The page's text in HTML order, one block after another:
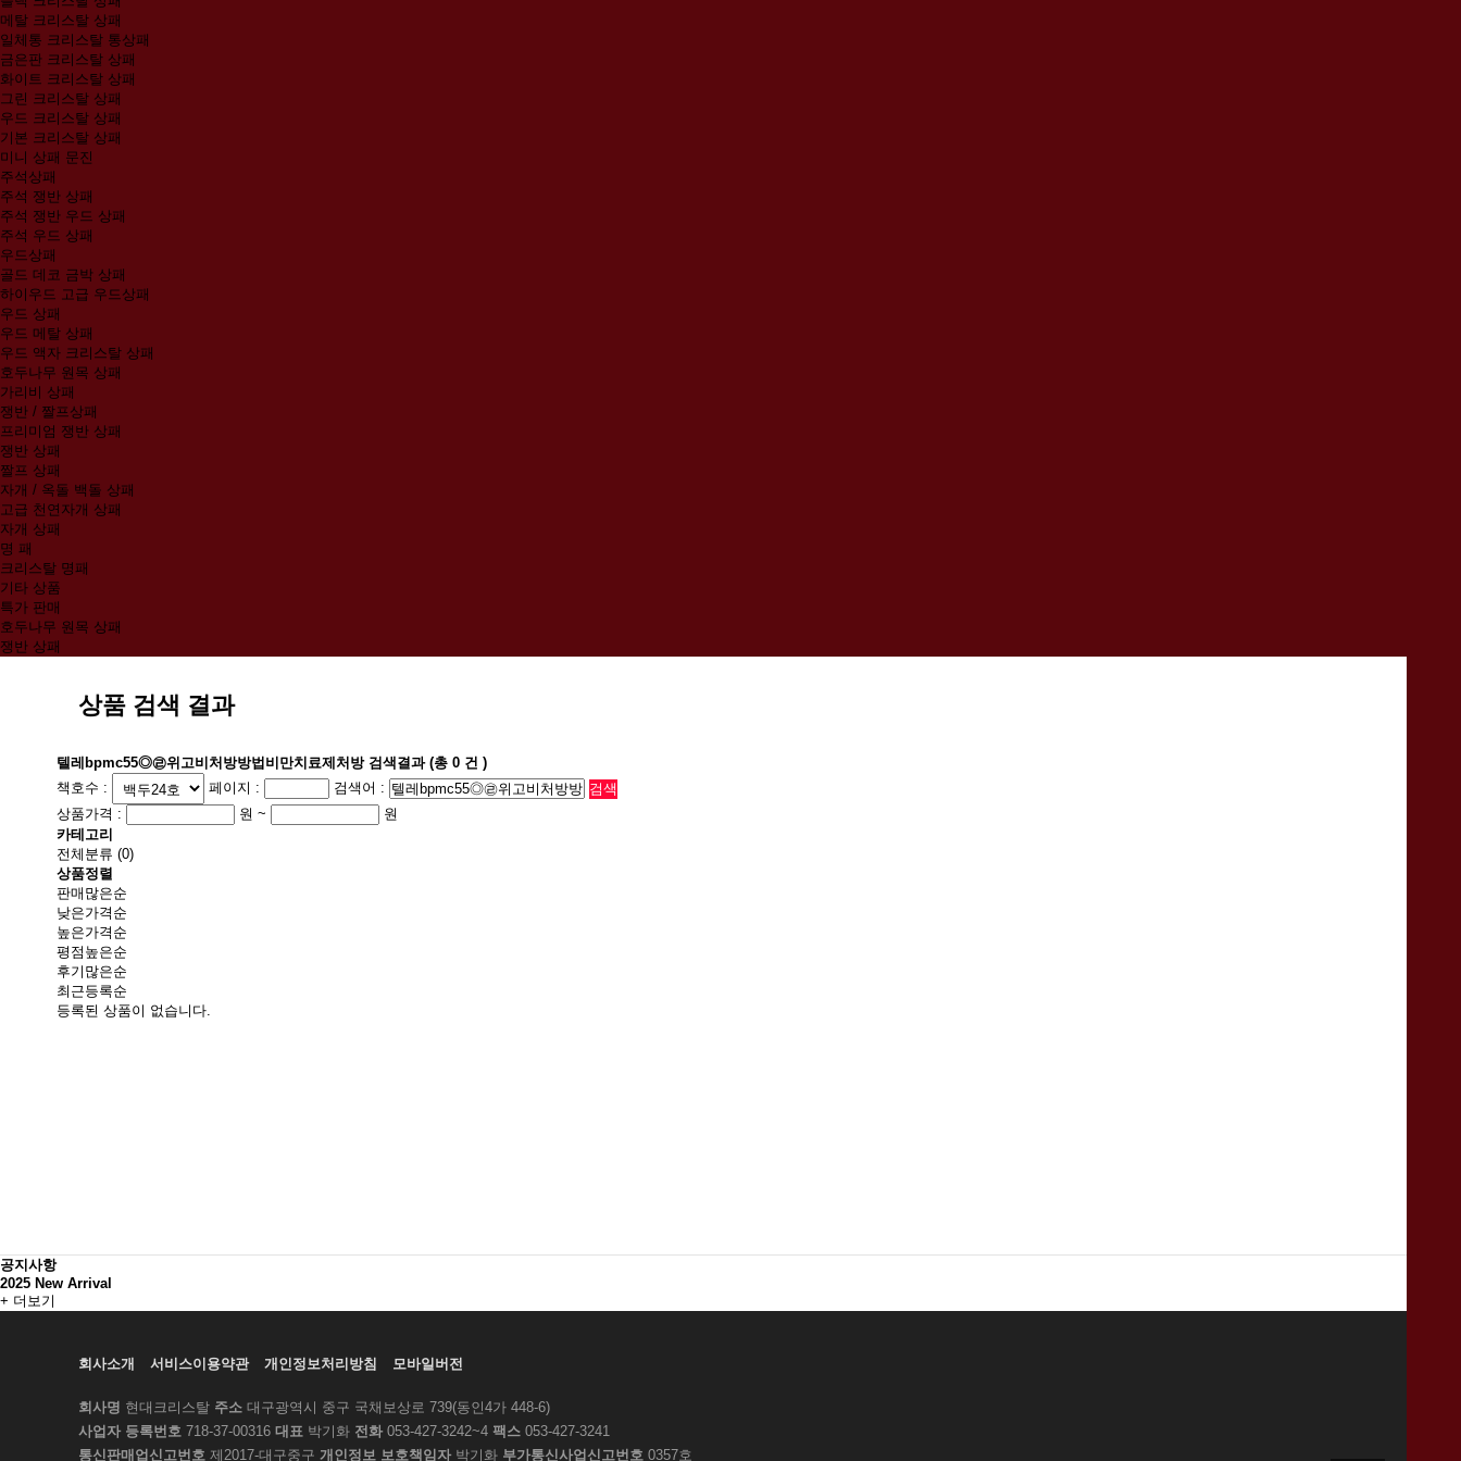
메탈 크리스탈 상패
일체통 크리스탈 통상패
금은판 크리스탈 상패
화이트 크리스탈 상패
그린 크리스탈 상패
우드 크리스탈 상패
기본 크리스탈 상패
미니 상패 문진
주석상패
주석 쟁반 상패
주석 쟁반 우드 상패
주석 우드 상패
우드상패
골드 데코 금박 상패
하이우드 고급 우드상패
우드 상패
우드 메탈 상패
우드 액자 크리스탈 상패
호두나무 원목 상패
가리비 상패
쟁반 / 짤프상패
프리미엄 쟁반 상패
쟁반 상패
짤프 상패
자개 / 옥돌 백돌 상패
고급 천연자개 상패
자개 상패
명 패
크리스탈 명패
기타 상품
특가 판매
호두나무 원목 상패
쟁반 상패
상품 검색 결과
텔레bpmc55◎㉣위고비처방방법비만치료제처방검색결과(총 0 건 )
책호수 :
페이지 :
검색어 :
상품가격 :
원 ~
원
카테고리
전체분류 (0)
상품정렬
판매많은순
낮은가격순
높은가격순
평점높은순
후기많은순
최근등록순
등록된 상품이 없습니다.
공지사항
2025 New Arrival
+ 더보기
회사소개 서비스이용약관 개인정보처리방침 모바일버전
회사명 현대크리스탈 주소 대구광역시 중구 국채보상로 739(동인4가 448-6)
사업자 등록번호 718-37-00316 대표 박기화 전화 053-427-3242~4 팩스 053-427-3241
통신판매업신고번호 제2017-대구중구 개인정보 보호책임자박기화 부가통신사업신고번호 0357호